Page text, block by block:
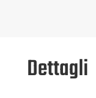
Dettagli